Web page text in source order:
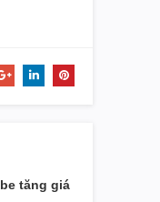
tăng giá